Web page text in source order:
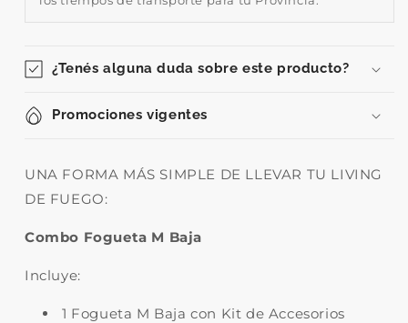
¿Tenés alguna duda sobre este producto?
Promociones vigentes
UNA FORMA MÁS SIMPLE DE LLEVAR TU LIVING
DE FUEGO:
Combo Fogueta M Baja
Incluye:
1 Fogueta M Baja con Kit de Accesorios